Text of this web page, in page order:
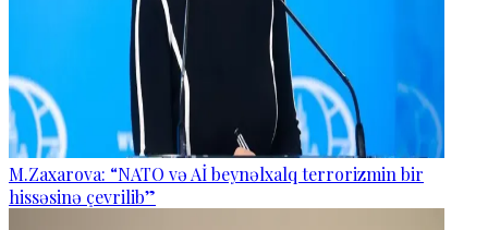
M.Zaxarova: “NATO və Aİ beynəlxalq terrorizmin bir
hissəsinə çevrilib”